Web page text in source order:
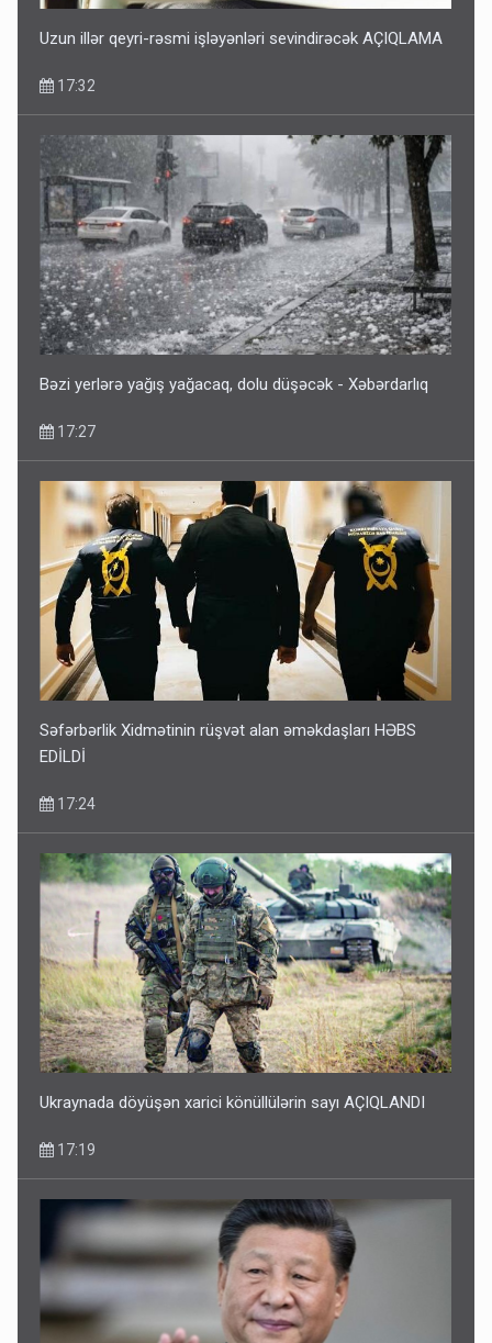
Uzun illər qeyri-rəsmi işləyənləri sevindirəcək AÇIQLAMA
17:32
Bəzi yerlərə yağış yağacaq, dolu düşəcək - Xəbərdarlıq
17:27
Səfərbərlik Xidmətinin rüşvət alan əməkdaşları HƏBS
EDİLDİ
17:24
Ukraynada döyüşən xarici könüllülərin sayı AÇIQLANDI
17:19